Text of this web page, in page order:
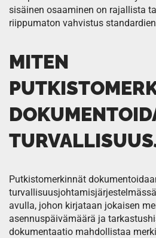
sisäinen osaaminen on rajallista
riippumaton vahvistus
MITEN
Putkistomerkinnät
avulla, johon kirjataan jokaisen
asennuspäivämäärä ja
dokumentaatio mahdollistaa